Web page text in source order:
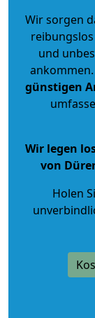
Wir sorgen
und
günstigen
Wir legen
von
Holen